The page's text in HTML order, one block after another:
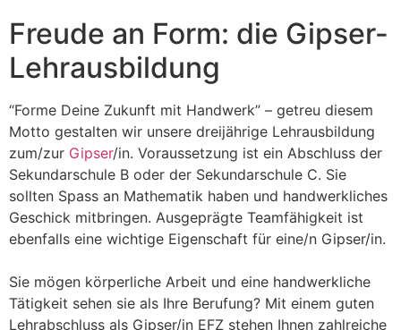
Freude an Form: die Gipser-
Lehrausbildung
“Forme Deine Zukunft mit Handwerk” – getreu diesem
Motto gestalten wir unsere dreijährige Lehrausbildung
zum/zur Gipser/in. Voraussetzung ist ein Abschluss der
Sekundarschule B oder der Sekundarschule C. Sie
sollten Spass an Mathematik haben und handwerkliches
Geschick mitbringen. Ausgeprägte Teamfähigkeit ist
ebenfalls eine wichtige Eigenschaft für eine/n Gipser/in.
Sie mögen körperliche Arbeit und eine handwerkliche
Tätigkeit sehen sie als Ihre Berufung? Mit einem guten
Lehrabschluss als Gipser/in EFZ stehen Ihnen zahlreiche